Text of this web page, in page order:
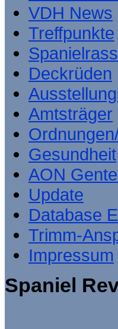
VDH News
Treffpunkte
Deckrüden
Amtsträger
Gesundheit
AON
Update
Database
Trimm-
Impressum
Spaniel